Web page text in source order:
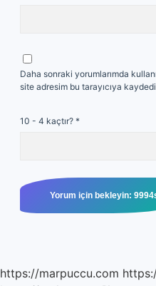
Daha sonraki yorumlarımda
site adresim bu tarayıcıya
10 - 4 kaçtır? *
https://marpuccu.com